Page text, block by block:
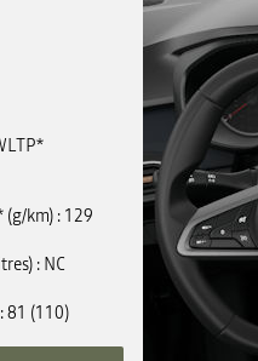
(g/km) 129
NC
81 (110)